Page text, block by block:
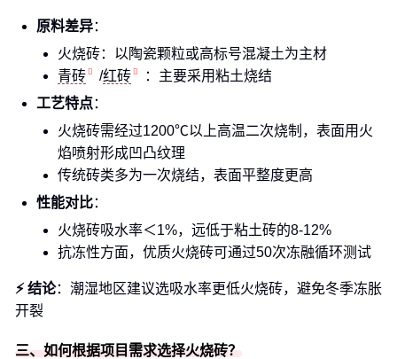
原料差异：
火烧砖：以陶瓷颗粒或高标号混凝土为主材
青砖
/红砖
：主要采用粘土烧结
工艺特点：
火烧砖需经过1200℃以上高温二次烧制，表面用火
焰喷射形成凹凸纹理
传统砖类多为一次烧结，表面平整度更高
性能对比：
火烧砖吸水率＜1%，远低于粘土砖的8-12%
抗冻性方面，优质火烧砖可通过50次冻融循环测试
⚡ 结论：潮湿地区建议选吸水率更低火烧砖，避免冬季冻胀
开裂
三、如何根据项目需求选择火烧砖？